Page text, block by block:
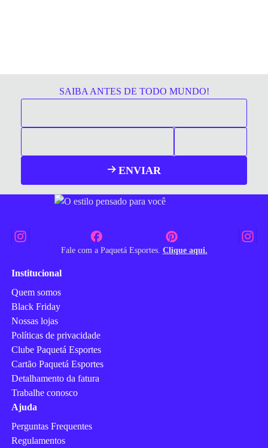
SAIBA ANTES DE TODO MUNDO!
ENVIAR
Fale com a Paquetá Esportes. Clique aqui.
Institucional
Quem somos
Black Friday
Nossas lojas
Políticas de privacidade
Clube Paquetá Esportes
Cartão Paquetá Esportes
Detalhamento da fatura
Trabalhe conosco
Ajuda
Perguntas Frequentes
Regulamentos